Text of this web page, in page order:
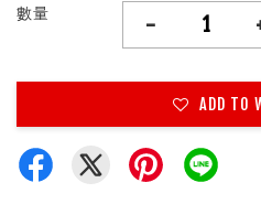
數量 -
ADD TO